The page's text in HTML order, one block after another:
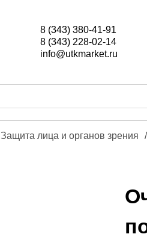
8 (343) 380-41-91
8 (343) 228-02-14
info@utkmarket.ru
Защита лица и органов зрения /